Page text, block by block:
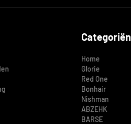
Categoriën
Home
Glorie
Red One
Bonhair
Nishman
ABZEHK
BARSE